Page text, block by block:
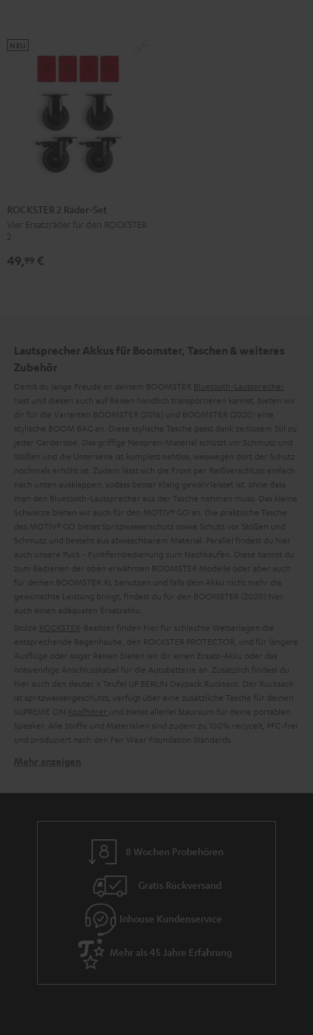
ROCKSTER 2 Räder-Set
Vier Ersatzräder für den ROCKSTER
2
NEU
49,99 €
Lautsprecher Akkus für Boomster, Taschen & weiteres
Zubehör
Damit du lange Freude an deinem BOOMSTER Bluetooth-Lautsprecher
hast und diesen auch auf Reisen handlich transportieren kannst, bieten wir
dir für die Varianten BOOMSTER (2016) und BOOMSTER (2020) eine
stylische BOOM BAG an. Diese stylische Tasche passt dank zeitlosem Stil zu
jeder Garderobe. Das griffige Neopren-Material schützt vor Schmutz und
Stößen und die Unterseite ist komplett nahtlos, weswegen dort der Schutz
nochmals erhöht ist. Zudem lässt sich die Front per Reißverschluss einfach
nach unten ausklappen, sodass bester Klang gewährleistet ist, ohne dass
man den Bluetooth-Lautsprecher aus der Tasche nehmen muss. Das kleine
Schwarze bieten wir auch für den MOTIV® GO an. Die praktische Tasche
des MOTIV® GO bietet Spritzwasserschutz sowie Schutz vor Stößen und
Schmutz und besteht aus abwaschbarem Material. Parallel findest du hier
auch unsere Puck - Funkfernbedienung zum Nachkaufen. Diese kannst du
zum Bedienen der oben erwähnten BOOMSTER Modelle oder aber auch
für deinen BOOMSTER XL benutzen und falls dein Akku nicht mehr die
gewünschte Leistung bringt, findest du für den BOOMSTER (2020) hier
auch einen adäquaten Ersatzakku.
Stolze ROCKSTER-Besitzer finden hier für schlechte Wetterlagen die
entsprechende Regenhaube, den ROCKSTER PROTECTOR, und für längere
Ausflüge oder sogar Reisen bieten wir dir einen Ersatz-Akku oder das
notwendige Anschlusskabel für die Autobatterie an. Zusätzlich findest du
hier auch den deuter x Teufel UP BERLIN Daypack Rucksack. Der Rucksack
ist spritzwassergeschützt, verfügt über eine zusätzliche Tasche für deinen
SUPREME ON
Kopfhörer und bietet allerlei Stauraum für deine portablen
Speaker. Alle Stoffe und Materialien sind zudem zu 100% recycelt, PFC-frei
und produziert nach den Fair Wear Foundation Standards.
Perbandt
Deuter: Bereit für dein Abenteuer
Wie aus alten PET-Flaschen urbaner Lifestyle wird: deuter-Designerin
8 Wochen Probehören
Gratis Rückversand
Inhouse Kundenservice
Mehr als 45 Jahre Erfahrung